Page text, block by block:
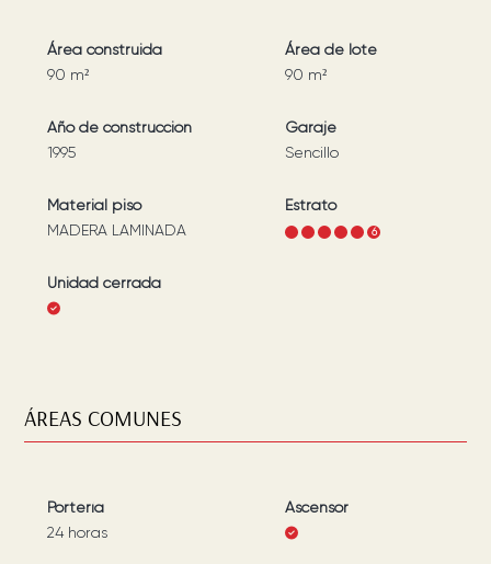
Área construida
90 m²
Área de lote
90 m²
Año de construcción
1995
Garaje
Sencillo
Material piso
MADERA LAMINADA
Estrato
4 6
Unidad cerrada
ÁREAS COMUNES
Portería
24 horas
Ascensor